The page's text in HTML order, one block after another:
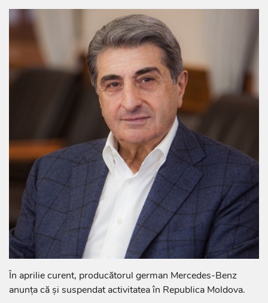
În aprilie curent, producătorul german Mercedes-Benz
anunța că și suspendat activitatea în Republica Moldova.